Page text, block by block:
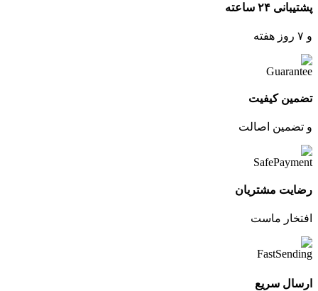
پشتیبانی ۲۴ ساعته
و ۷ روز هفته
تضمین کیفیت
و تضمین اصالت
رضایت مشتریان
افتخار ماست
ارسال سریع